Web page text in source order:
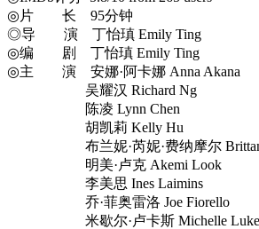
◎片 长 95分钟
◎导 演 丁怡瑱 Emily Ting
◎编 剧 丁怡瑱 Emily Ting
◎主 演 安娜·阿卡娜 Anna Akana
吴耀汉 Richard Ng
陈凌 Lynn Chen
胡凯莉 Kelly Hu
布兰妮·芮妮·费纳摩尔 Brittany
明美·卢克 Akemi Look
李美思 Ines Laimins
乔·菲奥雷洛 Joe Fiorello
米歇尔·卢卡斯 Michelle